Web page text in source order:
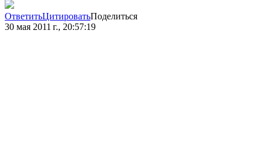
ОтветитьЦитироватьПоделиться
30 мая 2011 г., 20:57:19